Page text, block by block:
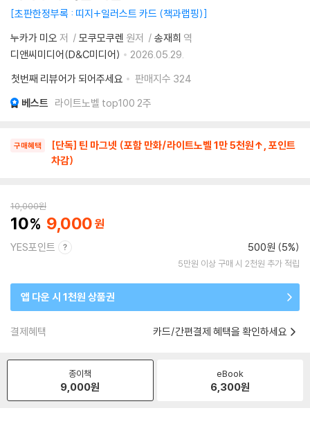
초판한정부록 : 띠지+일러스트 카드 (책과랩핑)
누카가 미오 저 모쿠모쿠렌 원저 송재희 역
디앤씨미디어(D&C미디어)
2026.05.29.
첫번째 리뷰어가 되어주세요
판매지수 324
베스트 라이트노벨 top100 2주
구매혜택
[단독] 틴 마그넷 (포함 만화/라이트노벨 1만 5천원↑, 포인트
차감)
10,000원
10 9,000
YES포인트 500원 (5%)
5만원 이상 구매 시 2천원 추가 적립
앱 다운 시 1천원 상품권
결제혜택 카드/간편결제 혜택을 확인하세요
종이책
9,000원
eBook
6,300원